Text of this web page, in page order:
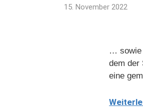
15. November 2022
… sowie
dem der
eine